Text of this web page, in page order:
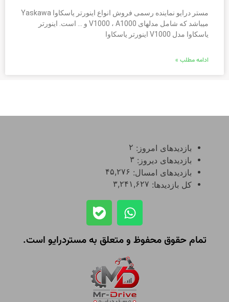
مستر درایو نماینده رسمی فروش انواع اینورتر یاسکاوا Yaskawa
میباشد که شامل مدلهای V1000 ، A1000 و … است. اینورتر
یاسکاوا مدل V1000 اینورتر یاسکاوا
ادامه مطلب »
بازدیدهای امروز: ۲
بازدیدهای دیروز: ۳
بازدیدهای امسال: ۴۵,۲۷۶
کل بازدیدها: ۳,۲۴۱,۶۲۷
تمام حقوق محفوظ و متعلق به مستردرایو است.